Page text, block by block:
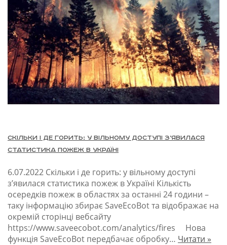
Скільки і де горить: у вільному доступі з’явилася
статистика пожеж в Україні
6.07.2022 Скільки і де горить: у вільному доступі
з’явилася статистика пожеж в Україні Кількість
осередків пожеж в областях за останні 24 години –
таку інформацію збирає SaveEcoBot та відображає на
окремій сторінці вебсайту
https://www.saveecobot.com/analytics/fires Нова
функція SaveEcoBot передбачає обробку… Читати »